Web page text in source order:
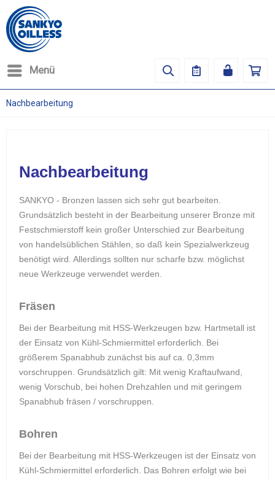
Menü
Nachbearbeitung
Nachbearbeitung
SANKYO - Bronzen lassen sich sehr gut bearbeiten.
Grundsätzlich besteht in der Bearbeitung unserer Bronze mit
Festschmierstoff kein großer Unterschied zur Bearbeitung
von handelsüblichen Stählen, so daß kein Spezialwerkzeug
benötigt wird. Allerdings sollten nur scharfe bzw. möglichst
neue Werkzeuge verwendet werden.
Fräsen
Bei der Bearbeitung mit HSS-Werkzeugen bzw. Hartmetall ist
der Einsatz von Kühl-Schmiermittel erforderlich. Bei
größerem Spanabhub zunächst bis auf ca. 0,3mm
vorschruppen. Grundsätzlich gilt: Mit wenig Kraftaufwand,
wenig Vorschub, bei hohen Drehzahlen und mit geringem
Spanabhub fräsen / vorschruppen.
Bohren
Bei der Bearbeitung mit HSS-Werkzeugen ist der Einsatz von
Kühl-Schmiermittel erforderlich. Das Bohren erfolgt wie bei